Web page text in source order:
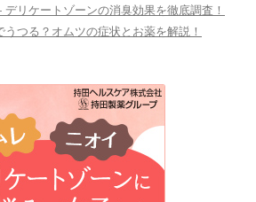
リケートゾーンの消臭効果を徹底調査！
つる？オムツの症状とお薬を解説！